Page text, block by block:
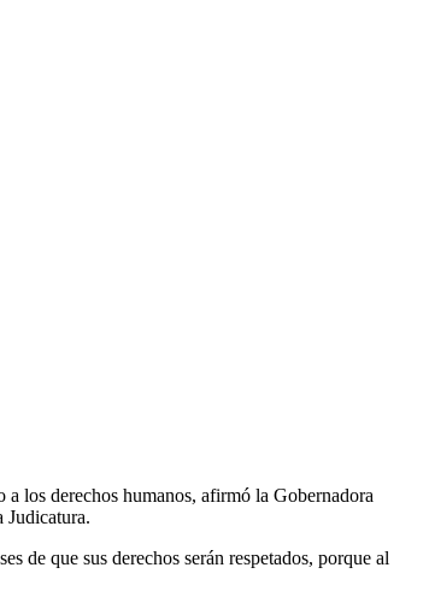
los derechos humanos, afirmó la Gobernadora
Judicatura.
de que sus derechos serán respetados, porque al